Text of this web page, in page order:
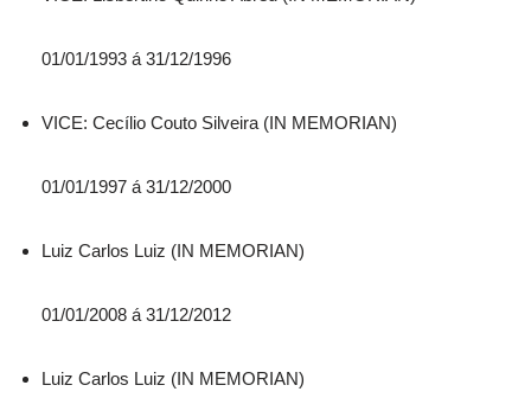
01/01/1993 á 31/12/1996
VICE: Cecílio Couto Silveira (IN MEMORIAN)
01/01/1997 á 31/12/2000
Luiz Carlos Luiz (IN MEMORIAN)
01/01/2008 á 31/12/2012
Luiz Carlos Luiz (IN MEMORIAN)